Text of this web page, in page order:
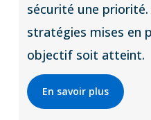
sécurité une
stratégies mises en
objectif soit atteint.
En savoir plus